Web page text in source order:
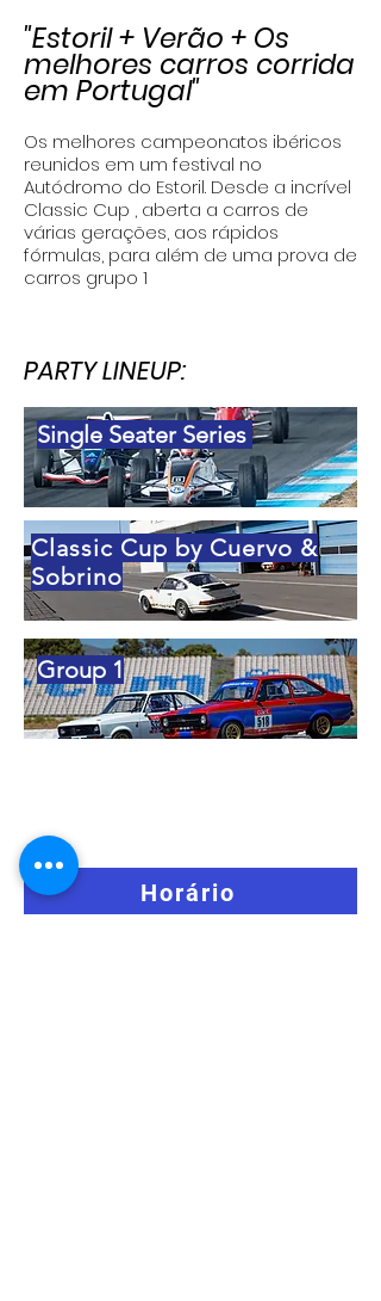
"Estoril + Verão + Os
melhores carros corrida
em Portugal"
Os melhores campeonatos ibéricos
reunidos em um festival no
Autódromo do Estoril. Desde a incrível
Classic Cup , aberta a carros de
várias gerações, aos rápidos
fórmulas, para além de uma prova de
carros grupo 1
PARTY LINEUP:
Single Seater Series
Classic Cup by Cuervo &
Sobrino
Group 1
Horário